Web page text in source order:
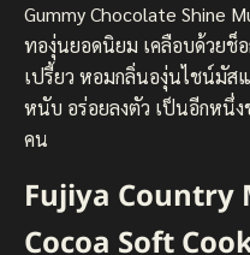
Gummy Chocolate Shine
ทองุ่นยอดนิยม เคลือบด้วยช็
เปรี้ยว หอมกลิ่นองุ่นไชน์มั
หนับ อร่อยลงตัว เป็นอีกหนึ่
คน
Fujiya Country
Cocoa Soft